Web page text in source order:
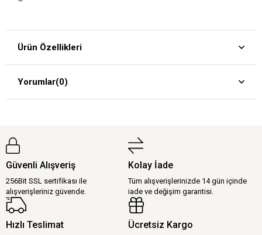
Ürün Özellikleri
Yorumlar(0)
Güvenli Alışveriş
256Bit SSL sertifikası ile
alışverişleriniz güvende.
Kolay İade
Tüm alışverişlerinizde 14 gün içinde
iade ve değişim garantisi.
Hızlı Teslimat Ücretsiz Kargo